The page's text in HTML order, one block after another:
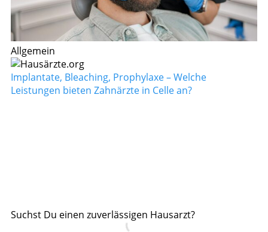
Allgemein
Implantate, Bleaching, Prophylaxe – Welche
Leistungen bieten Zahnärzte in Celle an?
Suchst Du einen zuverlässigen Hausarzt?